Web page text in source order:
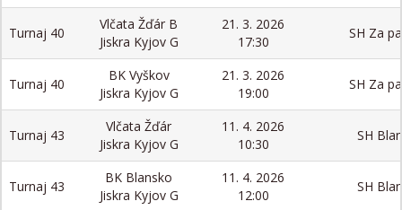
Turnaj 40
Vlčata Žďár B
Jiskra Kyjov G
21. 3. 2026
17:30
SH Za
Turnaj 40
BK Vyškov
Jiskra Kyjov G
21. 3. 2026
19:00
SH Za
Turnaj 43
Vlčata Žďár
Jiskra Kyjov G
11. 4. 2026
10:30
SH
Turnaj 43
BK Blansko
Jiskra Kyjov G
11. 4. 2026
12:00
SH